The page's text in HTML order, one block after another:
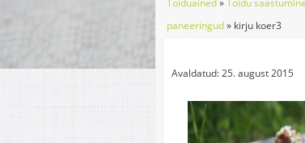
Toiduained»Toidu
paneeringud» kirju koer3
Avaldatud: 25. august 2015